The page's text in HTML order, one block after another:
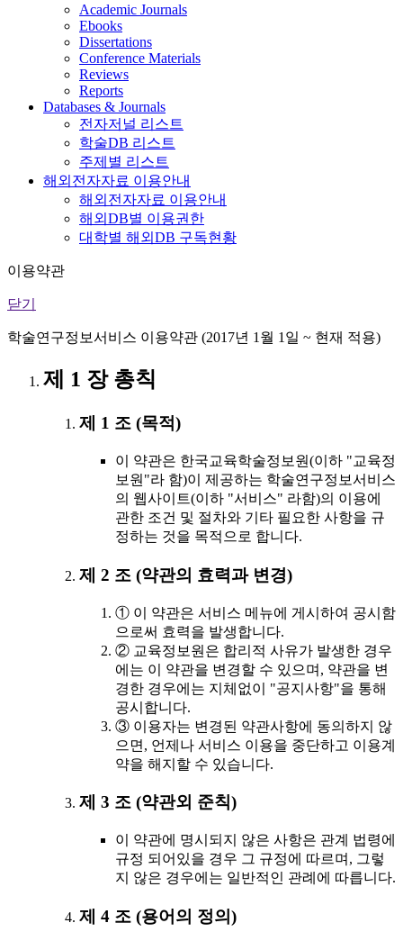
Academic Journals
Ebooks
Dissertations
Conference Materials
Reviews
Reports
Databases & Journals
전자저널 리스트
학술DB 리스트
주제별 리스트
해외전자자료 이용안내
해외전자자료 이용안내
해외DB별 이용권한
대학별 해외DB 구독현황
이용약관
닫기
학술연구정보서비스 이용약관 (2017년 1월 1일 ~ 현재 적용)
제 1 장 총칙
제 1 조 (목적)
이 약관은 한국교육학술정보원(이하 "교육정
보원"라 함)이 제공하는 학술연구정보서비스
의 웹사이트(이하 "서비스" 라함)의 이용에
관한 조건 및 절차와 기타 필요한 사항을 규
정하는 것을 목적으로 합니다.
제 2 조 (약관의 효력과 변경)
① 이 약관은 서비스 메뉴에 게시하여 공시함
으로써 효력을 발생합니다.
② 교육정보원은 합리적 사유가 발생한 경우
에는 이 약관을 변경할 수 있으며, 약관을 변
경한 경우에는 지체없이 "공지사항"을 통해
공시합니다.
③ 이용자는 변경된 약관사항에 동의하지 않
으면, 언제나 서비스 이용을 중단하고 이용계
약을 해지할 수 있습니다.
제 3 조 (약관외 준칙)
이 약관에 명시되지 않은 사항은 관계 법령에
규정 되어있을 경우 그 규정에 따르며, 그렇
지 않은 경우에는 일반적인 관례에 따릅니다.
제 4 조 (용어의 정의)